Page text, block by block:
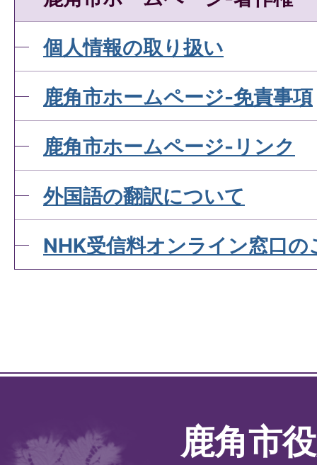
個人情報の取り扱い
鹿角市ホームページ-免責事項
鹿角市ホームページ-リンク
外国語の翻訳について
NHK受信料オンライン窓口の
鹿角市